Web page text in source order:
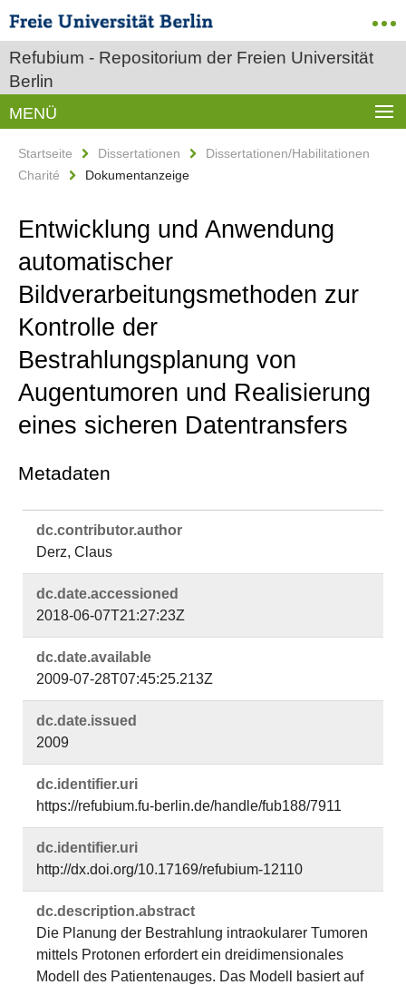
Refubium - Repositorium der Freien Universität
Berlin
MENÜ
Startseite Dissertationen
Dissertationen/Habilitationen
Charité
Dokumentanzeige
Entwicklung und Anwendung
automatischer
Bildverarbeitungsmethoden zur
Kontrolle der
Bestrahlungsplanung von
Augentumoren und Realisierung
eines sicheren Datentransfers
Metadaten
dc.​contributor.​author
Derz, Claus
dc.​date.​accessioned
2018-06-07T21:27:23Z
dc.​date.​available
2009-07-28T07:45:25.213Z
dc.​date.​issued
2009
dc.​identifier.​uri
https://refubium.fu-berlin.de/handle/fub188/7911
dc.​identifier.​uri
http://dx.doi.org/10.17169/refubium-12110
dc.​description.​abstract
Die Planung der Bestrahlung intraokularer Tumoren
mittels Protonen erfordert ein dreidimensionales
Modell des Patientenauges. Das Modell basiert auf